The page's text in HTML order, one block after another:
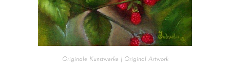
Originale Kunstwerke | Original Artwork